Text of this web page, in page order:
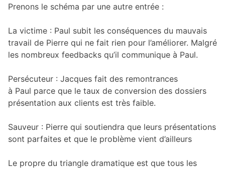
Prenons le schéma par une autre entrée :
La victime : Paul subit les conséquences du mauvais
travail de Pierre qui ne fait rien pour l’améliorer. Malgré
les nombreux feedbacks qu’il communique à Paul.
Persécuteur : Jacques fait des remontrances
à Paul parce que le taux de conversion des dossiers
présentation aux clients est très faible.
Sauveur : Pierre qui soutiendra que leurs présentations
sont parfaites et que le problème vient d’ailleurs
Le propre du triangle dramatique est que tous les